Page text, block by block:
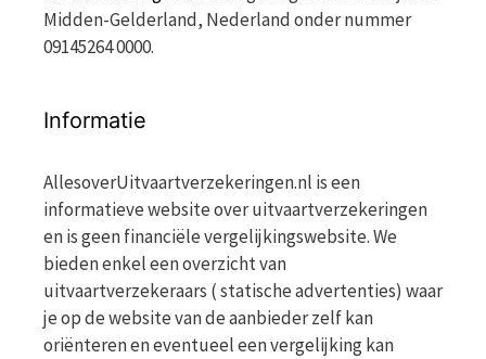
Midden-Gelderland, Nederland onder nummer
09145264 0000.
Informatie
AllesoverUitvaartverzekeringen.nl is een
informatieve website over uitvaartverzekeringen
en is geen financiële vergelijkingswebsite. We
bieden enkel een overzicht van
uitvaartverzekeraars ( statische advertenties) waar
je op de website van de aanbieder zelf kan
oriënteren en eventueel een vergelijking kan